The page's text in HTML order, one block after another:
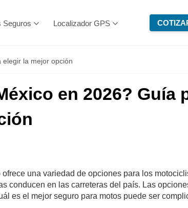
Seguros Localizador GPS
la mejor opción
en 2026? Guía
una variedad de opciones para los
conducen en las carreteras del país. Las
es el mejor seguro para motos puede ser